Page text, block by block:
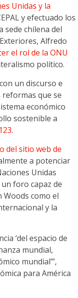
Unidas y la
y efectuado los
sede chilena del
Alfredo
el rol de la ONU
político.
un discurso e
que se
económico
sostenible a
.
del sitio web de
a potenciar
Unidas
foro capaz de
como el
y la
‘del espacio de
mundial,
mundial’”,
para América